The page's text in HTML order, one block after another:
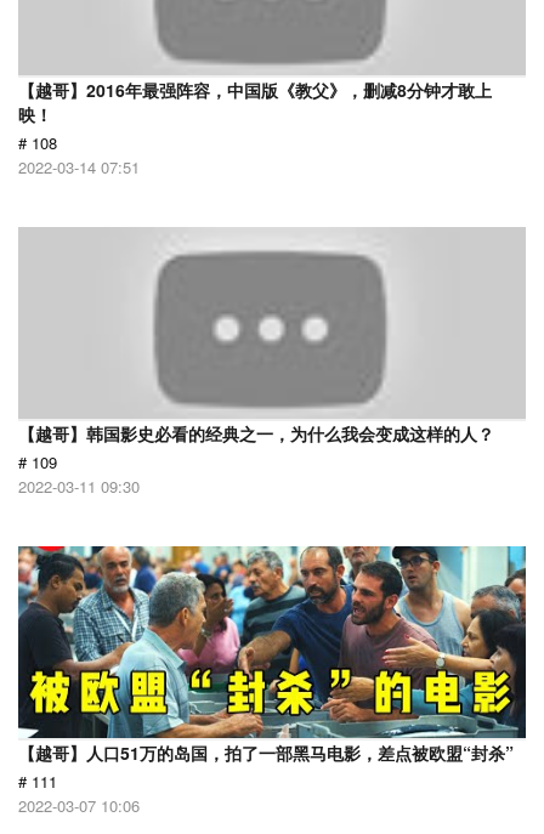
【越哥】2016年最强阵容，中国版《教父》，删减8分钟才敢上
映！
# 108
2022-03-14 07:51
【越哥】韩国影史必看的经典之一，为什么我会变成这样的人？
# 109
2022-03-11 09:30
【越哥】人口51万的岛国，拍了一部黑马电影，差点被欧盟“封杀”
# 111
2022-03-07 10:06